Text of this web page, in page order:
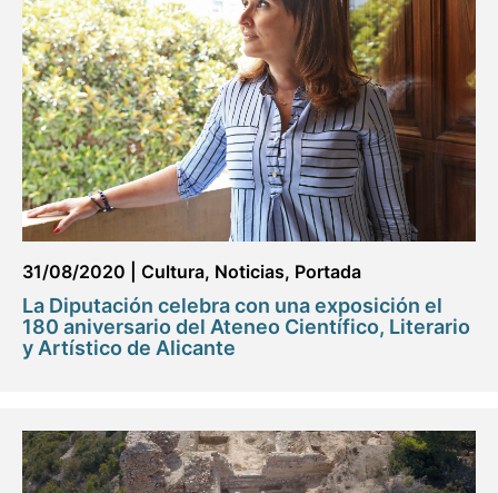
31/08/2020 Cultura, Noticias, Portada
La Diputación celebra con una exposición el
180 aniversario del Ateneo Científico, Literario
y Artístico de Alicante